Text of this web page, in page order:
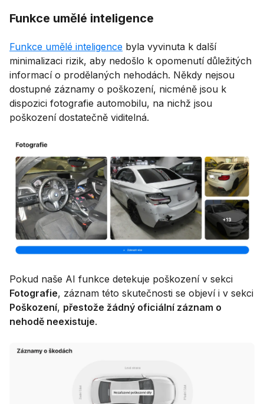
Funkce umělé inteligence
Funkce umělé inteligence byla vyvinuta k další
minimalizaci rizik, aby nedošlo k opomenutí důležitých
informací o prodělaných nehodách. Někdy nejsou
dostupné záznamy o poškození, nicméně jsou k
dispozici fotografie automobilu, na nichž jsou
poškození dostatečně viditelná.
Pokud naše AI funkce detekuje poškození v sekci
Fotografie, záznam této skutečnosti se objeví i v sekci
Poškození, přestože žádný oficiální záznam o
nehodě neexistuje.